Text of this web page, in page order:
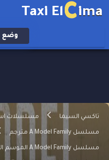
Taxi ElCima
وضع
تاكسي السيما مسلسلات
مسلسل A Model Family مترجم
مسلسل A Model Family الموسم الاول مترجم